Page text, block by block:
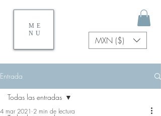
MXN ($)
ME
NU
Entrada
Todas las entradas
4 mar 2021 2 min de lectura